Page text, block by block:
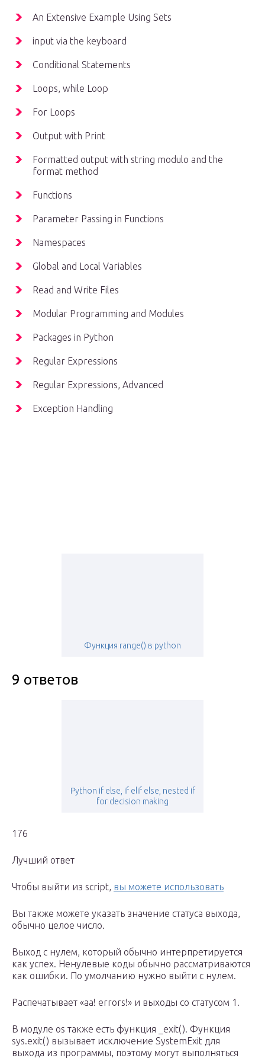
An Extensive Example Using Sets
input via the keyboard
Conditional Statements
Loops, while Loop
For Loops
Output with Print
Formatted output with string modulo and the
format method
Functions
Parameter Passing in Functions
Namespaces
Global and Local Variables
Read and Write Files
Modular Programming and Modules
Packages in Python
Regular Expressions
Regular Expressions, Advanced
Exception Handling
Функция range() в python
9 ответов
Python if else, if elif else, nested if
for decision making
176
Лучший ответ
Чтобы выйти из script, вы можете использовать
Вы также можете указать значение статуса выхода,
обычно целое число.
Выход с нулем, который обычно интерпретируется
как успех. Ненулевые коды обычно рассматриваются
как ошибки. По умолчанию нужно выйти с нулем.
Распечатывает «aa! errors!» и выходы со статусом 1.
В модуле os также есть функция _exit(). Функция
sys.exit() вызывает исключение SystemExit для
выхода из программы, поэтому могут выполняться